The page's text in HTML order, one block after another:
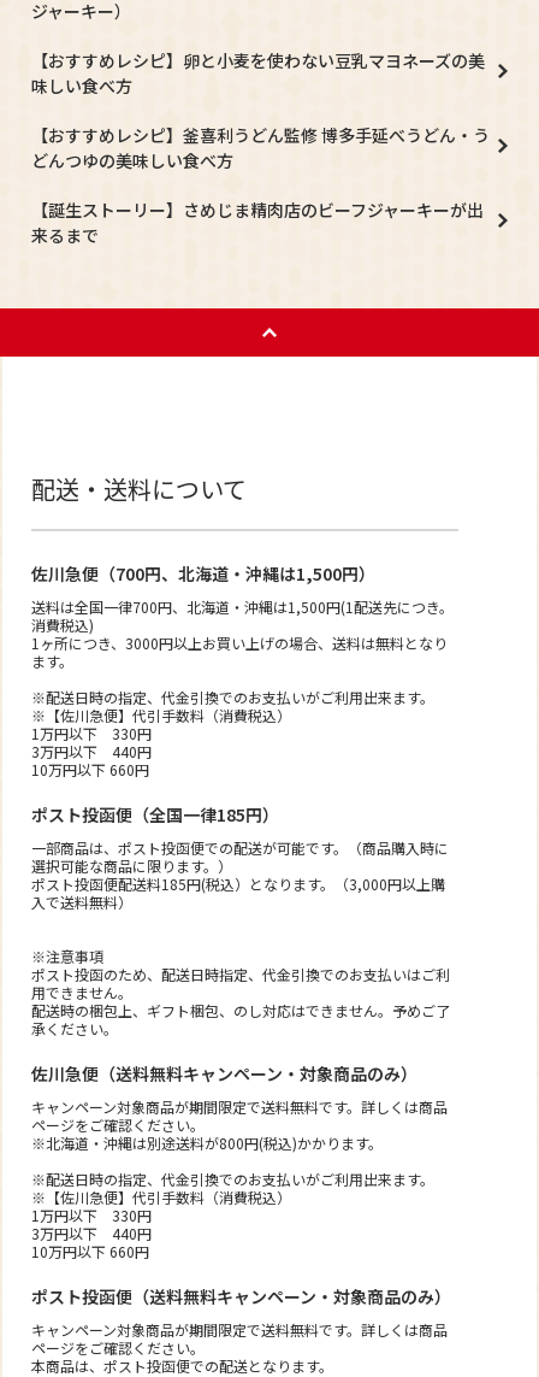
ジャーキー）
【おすすめレシピ】卵と小麦を使わない豆乳マヨネーズの美
味しい食べ方
【おすすめレシピ】釜喜利うどん監修 博多手延べうどん・う
どんつゆの美味しい食べ方
【誕生ストーリー】さめじま精肉店のビーフジャーキーが出
来るまで
配送・送料について
佐川急便（700円、北海道・沖縄は1,500円）
送料は全国一律700円、北海道・沖縄は1,500円(1配送先につき。
消費税込)
1ヶ所につき、3000円以上お買い上げの場合、送料は無料となり
ます。
※配送日時の指定、代金引換でのお支払いがご利用出来ます。
※【佐川急便】代引手数料（消費税込）
1万円以下 330円
3万円以下 440円
10万円以下 660円
ポスト投函便（全国一律185円）
一部商品は、ポスト投函便での配送が可能です。（商品購入時に
選択可能な商品に限ります。）
ポスト投函便配送料185円(税込）となります。（3,000円以上購
入で送料無料）
※注意事項
ポスト投函のため、配送日時指定、代金引換でのお支払いはご利
用できません。
配送時の梱包上、ギフト梱包、のし対応はできません。予めご了
承ください。
佐川急便（送料無料キャンペーン・対象商品のみ）
キャンペーン対象商品が期間限定で送料無料です。詳しくは商品
ページをご確認ください。
※北海道・沖縄は別途送料が800円(税込)かかります。
※配送日時の指定、代金引換でのお支払いがご利用出来ます。
※【佐川急便】代引手数料（消費税込）
1万円以下 330円
3万円以下 440円
10万円以下 660円
ポスト投函便（送料無料キャンペーン・対象商品のみ）
キャンペーン対象商品が期間限定で送料無料です。詳しくは商品
ページをご確認ください。
本商品は、ポスト投函便での配送となります。